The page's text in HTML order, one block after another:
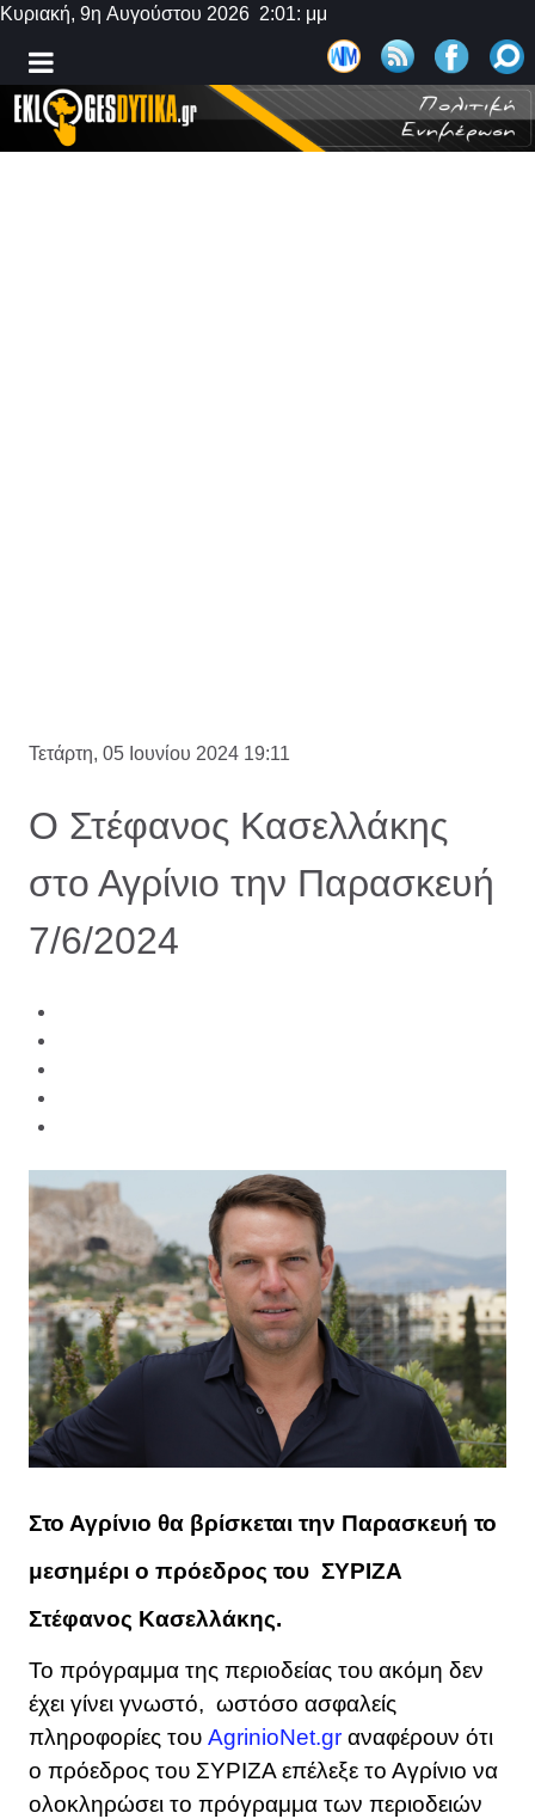
Κυριακή, 9η Αυγούστου 2026 2:01: μμ
Τετάρτη, 05 Ιουνίου 2024 19:11
Ο Στέφανος Κασελλάκης
στο Αγρίνιο την Παρασκευή
7/6/2024
Στο Αγρίνιο θα βρίσκεται την Παρασκευή το
μεσημέρι ο πρόεδρος του ΣΥΡΙΖΑ
Στέφανος Κασελλάκης.
Το πρόγραμμα της περιοδείας του ακόμη δεν
έχει γίνει γνωστό, ωστόσο ασφαλείς
πληροφορίες του AgrinioNet.gr αναφέρουν ότι
ο πρόεδρος του ΣΥΡΙΖΑ επέλεξε το Αγρίνιο να
ολοκληρώσει το πρόγραμμα των περιοδειών